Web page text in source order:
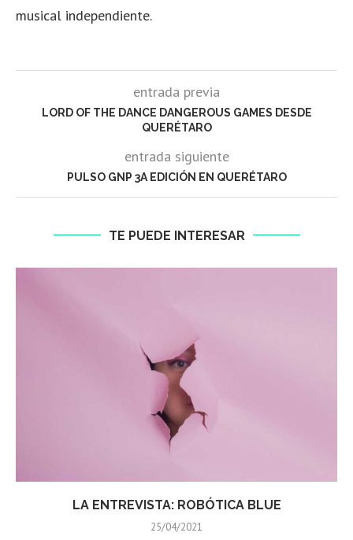
musical independiente.
entrada previa
LORD OF THE DANCE DANGEROUS GAMES DESDE
QUERÉTARO
entrada siguiente
PULSO GNP 3A EDICIÓN EN QUERÉTARO
TE PUEDE INTERESAR
LA